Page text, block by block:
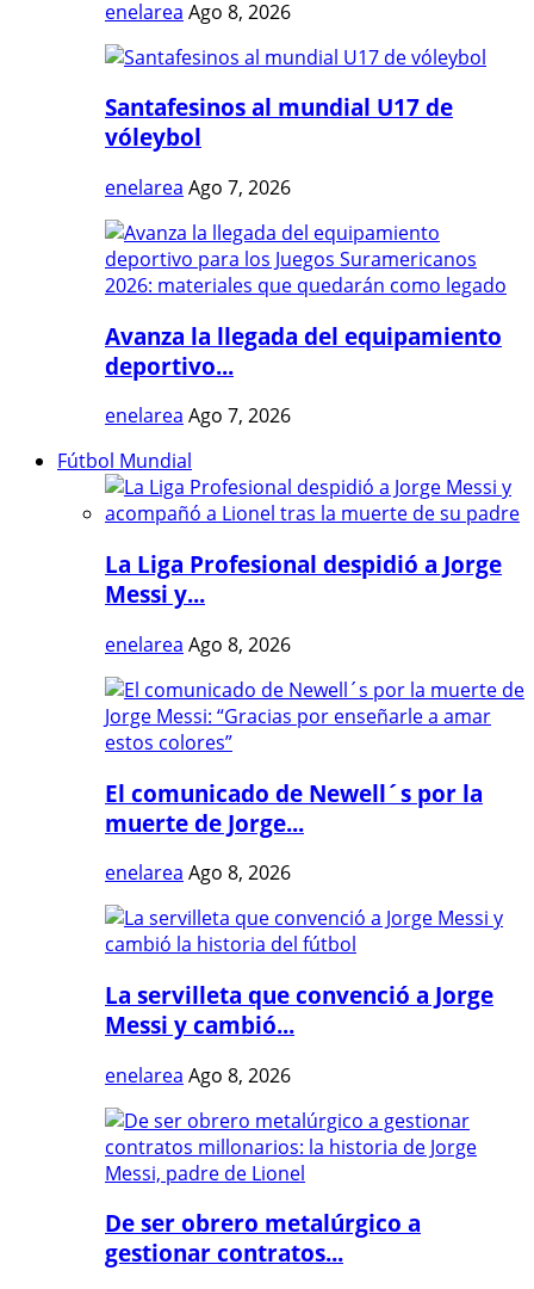
enelarea Ago 8, 2026
Santafesinos al mundial U17 de
vóleybol
enelarea Ago 7, 2026
Avanza la llegada del equipamiento
deportivo...
enelarea Ago 7, 2026
Fútbol Mundial
La Liga Profesional despidió a Jorge
Messi y...
enelarea Ago 8, 2026
El comunicado de Newell´s por la
muerte de Jorge...
enelarea Ago 8, 2026
La servilleta que convenció a Jorge
Messi y cambió...
enelarea Ago 8, 2026
De ser obrero metalúrgico a
gestionar contratos...